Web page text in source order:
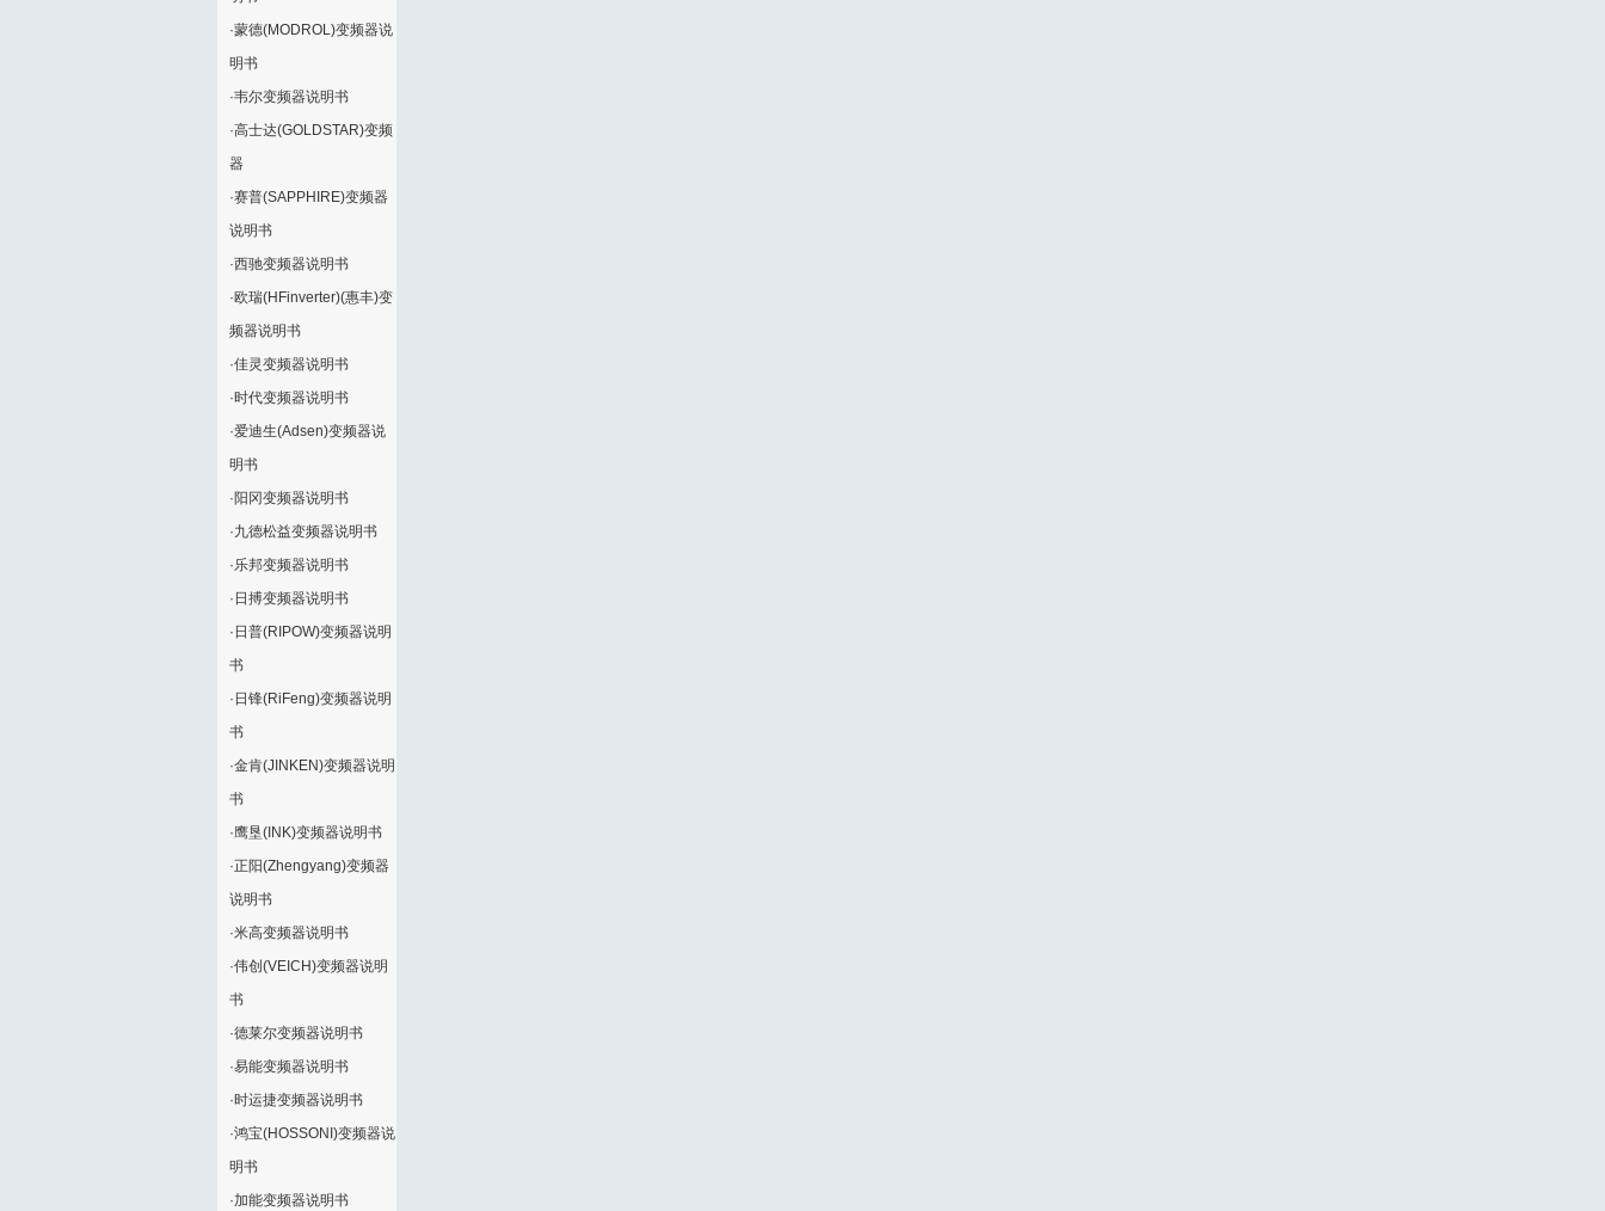
·蒙德(MODROL)变频器说
明书
·韦尔变频器说明书
·高士达(GOLDSTAR)变频
器
·赛普(SAPPHIRE)变频器
说明书
·西驰变频器说明书
·欧瑞(HFinverter)(惠丰)变
频器说明书
·佳灵变频器说明书
·时代变频器说明书
·爱迪生(Adsen)变频器说
明书
· 阳冈变频器说明书
·九德松益变频器说明书
·乐邦变频器说明书
· 日搏变频器说明书
· 日普(RIPOW)变频器说明
书
· 日锋(RiFeng)变频器说明
书
·金肯(JINKEN)变频器说明
书
·鹰垦(INK)变频器说明书
·正阳(Zhengyang)变频器
说明书
·米高变频器说明书
·伟创(VEICH)变频器说明
书
·德莱尔变频器说明书
·易能变频器说明书
·时运捷变频器说明书
·鸿宝(HOSSONI)变频器说
明书
·加能变频器说明书